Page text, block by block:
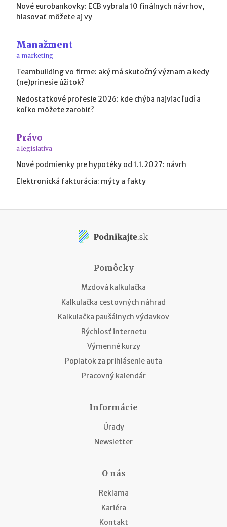
Nové eurobankovky: ECB vybrala 10 finálnych návrhov,
hlasovať môžete aj vy
Manažment
a marketing
Teambuilding vo firme: aký má skutočný význam a kedy
(ne)prinesie úžitok?
Nedostatkové profesie 2026: kde chýba najviac ľudí a
koľko môžete zarobiť?
Právo
a legislatíva
Nové podmienky pre hypotéky od 1.1.2027: návrh
Elektronická fakturácia: mýty a fakty
Pomôcky
Mzdová kalkulačka
Kalkulačka cestovných náhrad
Kalkulačka paušálnych výdavkov
Rýchlosť internetu
Výmenné kurzy
Poplatok za prihlásenie auta
Pracovný kalendár
Informácie
Úrady
Newsletter
O nás
Reklama
Kariéra
Kontakt